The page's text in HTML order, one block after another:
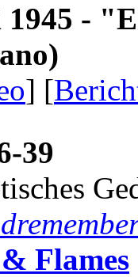
1945 -
] [
39
Flames